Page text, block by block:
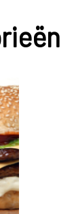
en
streefgewicht
afvallen is dat
worden
en